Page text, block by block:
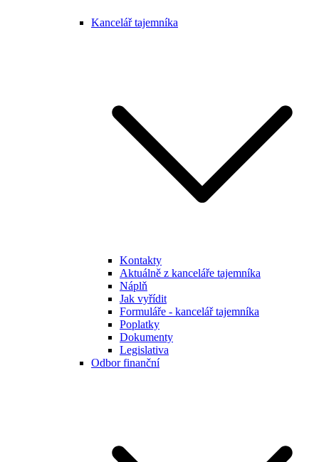
Kancelář tajemníka
Kontakty
Aktuálně z kanceláře tajemníka
Náplň
Jak vyřídit
Formuláře - kancelář tajemníka
Poplatky
Dokumenty
Legislativa
Odbor finanční